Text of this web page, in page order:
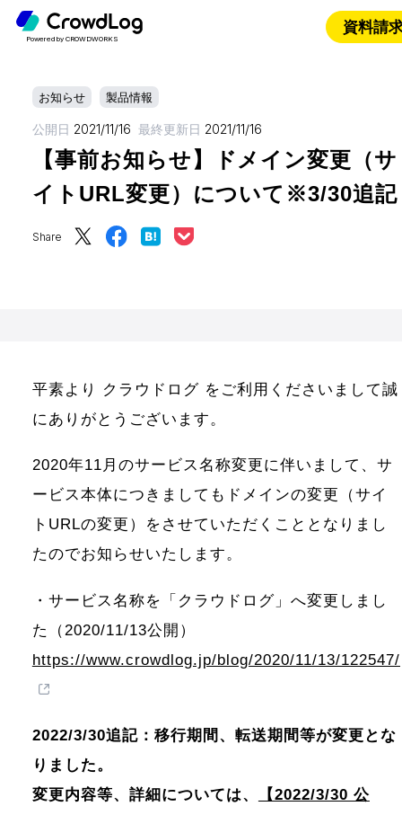
Powered by CROWDWORKS
資料請
お知らせ 製品情報
公開日 2021/11/16 最終更新日 2021/11/16
【事前お知らせ】ドメイン変更（サ
イトURL変更）について※3/30追記
Share
平素より クラウドログ をご利用くださいまして誠
にありがとうございます。
2020年11月のサービス名称変更に伴いまして、サ
ービス本体につきましてもドメインの変更（サイ
トURLの変更）をさせていただくこととなりまし
たのでお知らせいたします。
・サービス名称を「クラウドログ」へ変更しまし
た（2020/11/13公開）
https://www.crowdlog.jp/blog/2020/11/13/122547/
2022/3/30追記：移行期間、転送期間等が変更とな
りました。
変更内容等、詳細については、
【2022/3/30 公